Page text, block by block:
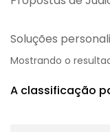
Soluções
Mostrando o
A classificação